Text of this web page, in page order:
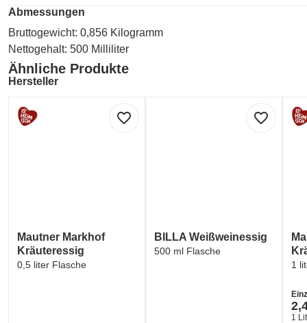
Abmessungen
Bruttogewicht: 0,856 Kilogramm
Nettogehalt: 500 Milliliter
Hersteller
Billa AG, IZ NÖ Süd, Straße 3, Objekt 16, 2355 Wr. Neudorf
Ähnliche Produkte
favorite_border
Mautner Markhof
Kräuteressig
0,5 liter Flasche
favorite_border
BILLA Weißweinessig
500 ml Flasche
1
1